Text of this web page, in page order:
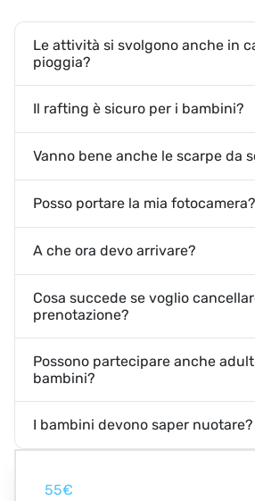
Le attività si svolgono anche in
pioggia?
Il rafting è sicuro per i bambini?
Vanno bene anche le scarpe da
Posso portare la mia fotocamera?
A che ora devo arrivare?
Cosa succede se voglio
prenotazione?
Possono partecipare anche
bambini?
I bambini devono saper nuotare?
55€